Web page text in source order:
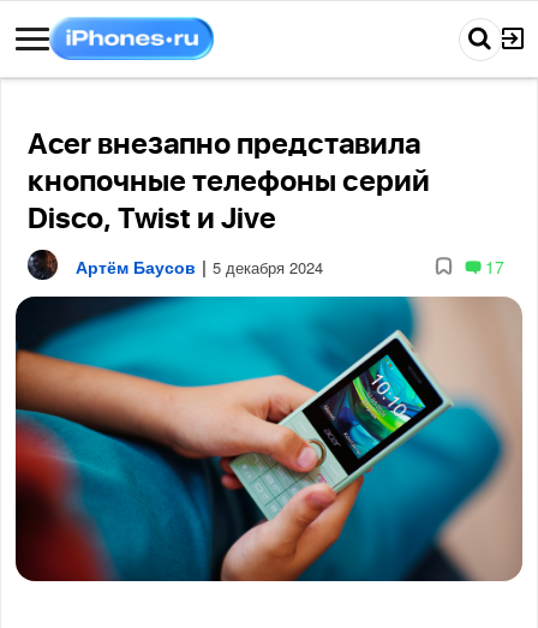
Acer внезапно представила
кнопочные телефоны серий
Disco, Twist и Jive
Артём Баусов | 5 декабря 2024 17